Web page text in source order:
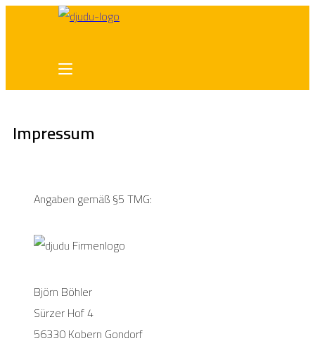
Impressum
Angaben gemäß §5 TMG:
Björn Böhler
Sürzer Hof 4
56330 Kobern Gondorf